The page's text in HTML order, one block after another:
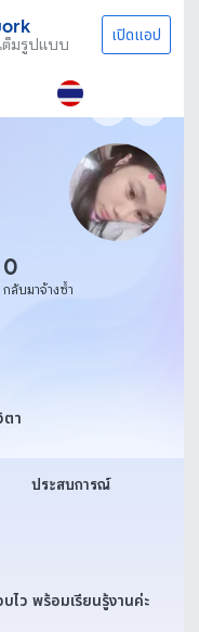
ต็มรูปแบบ เปิดแอป
0
กลับมาจ้างซ้ำ
า
ประสบการณ์
ว พร้อมเรียนรู้งานค่ะ